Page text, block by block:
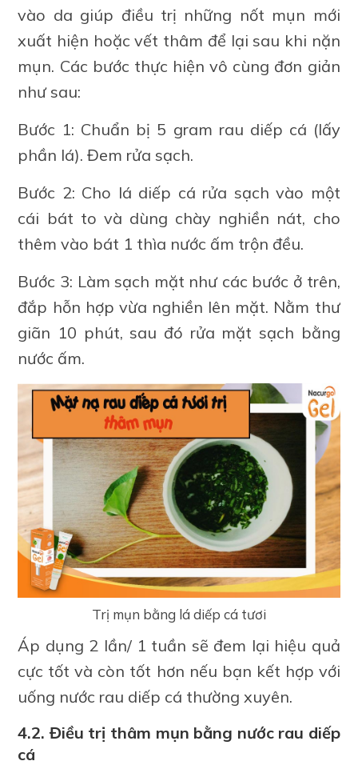
vào da giúp điều trị những nốt mụn mới
xuất hiện hoặc vết thâm để lại sau khi nặn
mụn. Các bước thực hiện vô cùng đơn giản
như sau:
Bước 1: Chuẩn bị 5 gram rau diếp cá (lấy
phần lá). Đem rửa sạch.
Bước 2: Cho lá diếp cá rửa sạch vào một
cái bát to và dùng chày nghiền nát, cho
thêm vào bát 1 thìa nước ấm trộn đều.
Bước 3: Làm sạch mặt như các bước ở trên,
đắp hỗn hợp vừa nghiền lên mặt. Nằm thư
giãn 10 phút, sau đó rửa mặt sạch bằng
nước ấm.
Trị mụn bằng lá diếp cá tươi
Áp dụng 2 lần/ 1 tuần sẽ đem lại hiệu quả
cực tốt và còn tốt hơn nếu bạn kết hợp với
uống nước rau diếp cá thường xuyên.
4.2. Điều trị thâm mụn bằng nước rau diếp
cá